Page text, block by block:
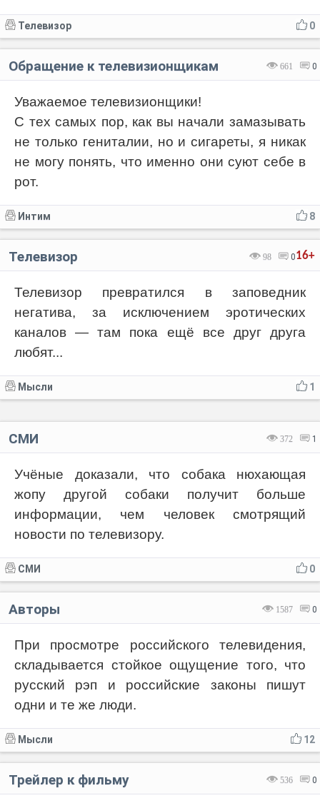
0
Телевизор
661 0
Обращение к телевизионщикам
Уважаемое телевизионщики!
С тех самых пор, как вы начали замазывать
не только гениталии, но и сигареты, я никак
не могу понять, что именно они суют себе в
рот.
8
Интим
16+
98 0
Телевизор
Телевизор превратился в заповедник
негатива, за исключением эротических
каналов — там пока ещё все друг друга
любят...
1
Мысли
372 1
СМИ
Учёные доказали, что собака нюхающая
жопу другой собаки получит больше
информации, чем человек смотрящий
новости по телевизору.
0
СМИ
1587 0
Авторы
При просмотре российского телевидения,
складывается стойкое ощущение того, что
русский рэп и российские законы пишут
одни и те же люди.
12
Мысли
536 0
Трейлер к фильму